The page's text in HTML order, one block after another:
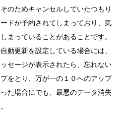
のためキャンセルしていたつもり
ドが予約されてしまっており、気
まっていることがあることです。
動更新を設定している場合には、
セージが表示されたら、忘れない
をとり、万が一の１０へのアップ
た場合にでも、最悪のデータ消失